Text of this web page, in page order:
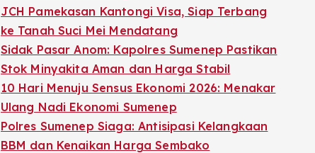
JCH Pamekasan Kantongi Visa, Siap Terbang
ke Tanah Suci Mei Mendatang
Sidak Pasar Anom: Kapolres Sumenep Pastikan
Stok Minyakita Aman dan Harga Stabil
10 Hari Menuju Sensus Ekonomi 2026: Menakar
Ulang Nadi Ekonomi Sumenep
Polres Sumenep Siaga: Antisipasi Kelangkaan
BBM dan Kenaikan Harga Sembako